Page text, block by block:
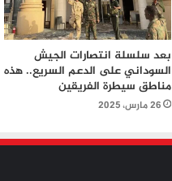
بعد سلسلة انتصارات الجيش
السوداني على الدعم السريع.. هذه
مناطق سيطرة الفريقين
26 مارس، 2025